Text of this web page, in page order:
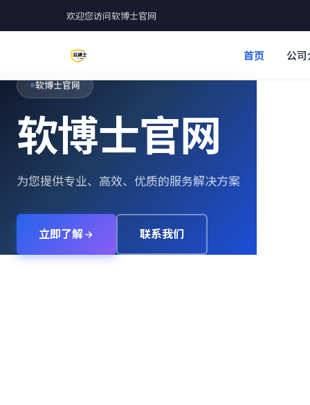
欢迎您访问软博士官网
首页 公
软博士官网
软博士官网
为您提供专业、高效、优质的服务解决方案
立即了解 联系我们